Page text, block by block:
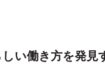
い働き方を発見